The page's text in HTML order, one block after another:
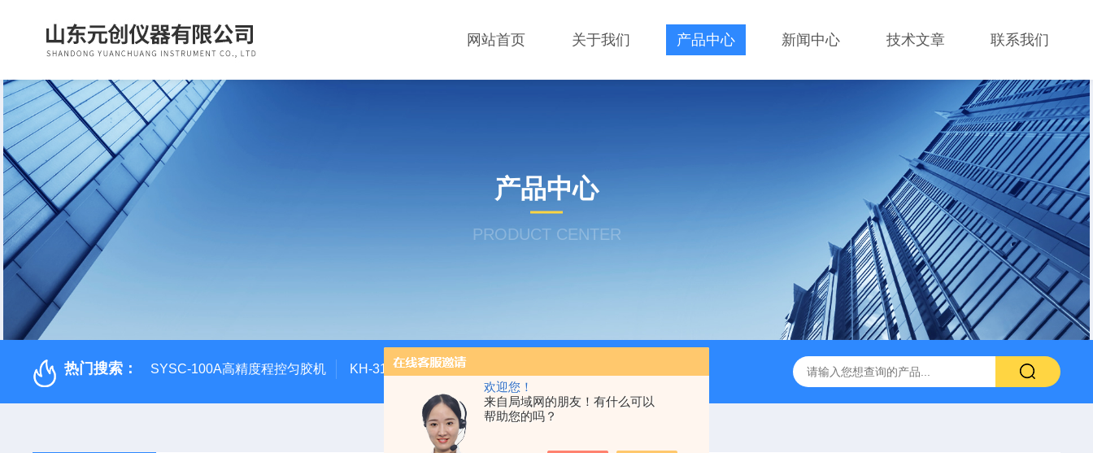
欢迎您！
来自局域网的朋友！有什么可以
帮助您的吗？
网站首页 关于我们 产品中心 新闻中心 技术文章 联系我们
产品中心
PRODUCT CENTER
热门搜索： SYSC-100A高精度程控匀胶机 KH-3100新型全能型薄层色谱扫描仪 CS-300轨道式摇床 JKG-203新型冷原子吸收测汞仪